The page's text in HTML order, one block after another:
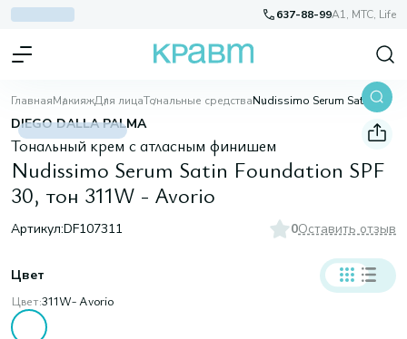
637-88-99A1, МТС, Life
ГлавнаяМакияжДля лицаТональные средства Nudissimo Serum Satin Foundation SPF 30, тон 311W - Avorio
DIEGO DALLA PALMA
Тональный крем с атласным финишем
Nudissimo Serum Satin Foundation SPF
30, тон 311W - Avorio
Артикул:DF107311 0Оставить отзыв
Цвет
Цвет:311W- Avorio